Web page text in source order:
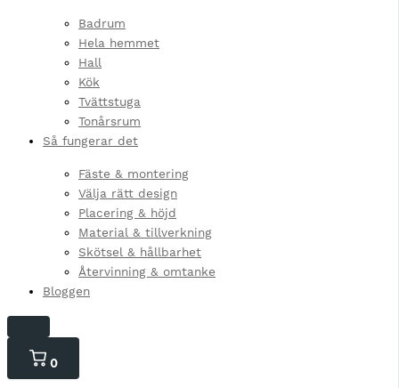
Badrum
Hela hemmet
Hall
Kök
Tvättstuga
Tonårsrum
Så fungerar det
Fäste & montering
Välja rätt design
Placering & höjd
Material & tillverkning
Skötsel & hållbarhet
Återvinning & omtanke
Bloggen
0
0